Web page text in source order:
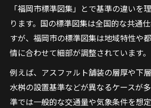
「福岡市標準図集」とで基準の違いを
ります。国の標準図集は全国的な共通
すが、福岡市の標準図集は地域特性や
情に合わせて細部が調整されています。
例えば、アスファルト舗装の層厚や下
水桝の設置基準などが異なるケースが
準では一般的な交通量や気象条件を想